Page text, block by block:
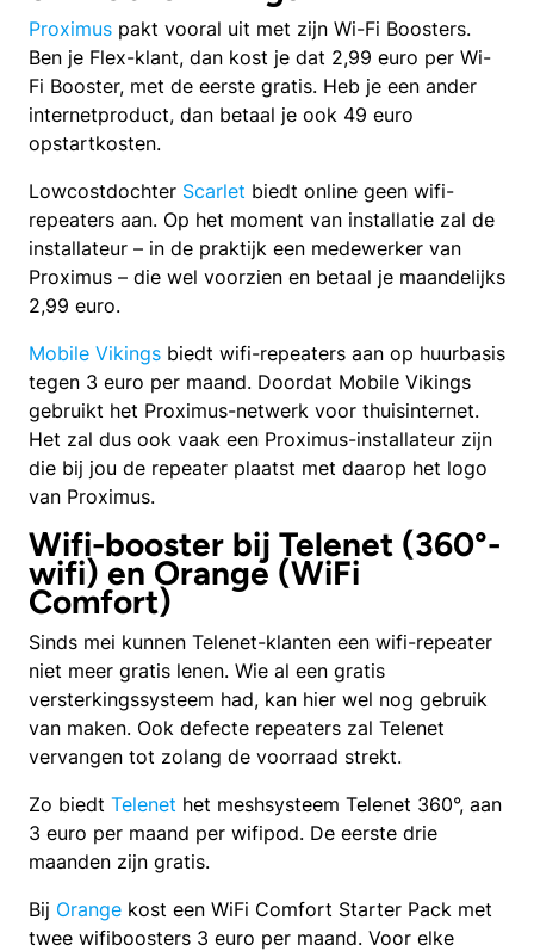
Proximus pakt vooral uit met zijn Wi-Fi Boosters.
Ben je Flex-klant, dan kost je dat 2,99 euro per Wi-
Fi Booster, met de eerste gratis. Heb je een ander
internetproduct, dan betaal je ook 49 euro
opstartkosten.
Lowcostdochter Scarlet biedt online geen wifi-
repeaters aan. Op het moment van installatie zal de
installateur – in de praktijk een medewerker van
Proximus – die wel voorzien en betaal je maandelijks
2,99 euro.
Mobile Vikings biedt wifi-repeaters aan op huurbasis
tegen 3 euro per maand. Doordat Mobile Vikings
gebruikt het Proximus-netwerk voor thuisinternet.
Het zal dus ook vaak een Proximus-installateur zijn
die bij jou de repeater plaatst met daarop het logo
van Proximus.
Wifi-booster bij Telenet (360°-
wifi) en Orange (WiFi
Comfort)
Sinds mei kunnen Telenet-klanten een wifi-repeater
niet meer gratis lenen. Wie al een gratis
versterkingssysteem had, kan hier wel nog gebruik
van maken. Ook defecte repeaters zal Telenet
vervangen tot zolang de voorraad strekt.
Zo biedt Telenet het meshsysteem Telenet 360°, aan
3 euro per maand per wifipod. De eerste drie
maanden zijn gratis.
Bij Orange kost een WiFi Comfort Starter Pack met
twee wifiboosters 3 euro per maand. Voor elke